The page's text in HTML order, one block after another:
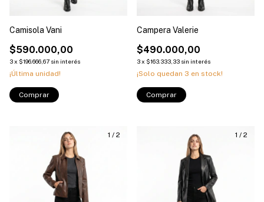
Camisola Vani
$590.000,00
3x $196.666,67 sin interés
¡Última unidad!
Comprar
Campera Valerie
$490.000,00
3x $163.333,33 sin interés
¡Solo quedan 3 en stock!
Comprar
1 / 2 1 / 2